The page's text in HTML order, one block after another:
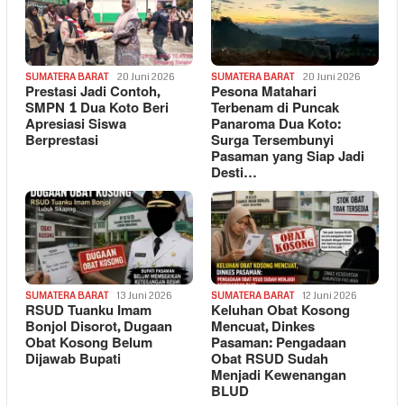
SUMATERA BARAT 20 Juni 2026
Prestasi Jadi Contoh,
SMPN 1 Dua Koto Beri
Apresiasi Siswa
Berprestasi
SUMATERA BARAT 20 Juni 2026
Pesona Matahari
Terbenam di Puncak
Panaroma Dua Koto:
Surga Tersembunyi
Pasaman yang Siap Jadi
Desti…
SUMATERA BARAT 13 Juni 2026
RSUD Tuanku Imam
Bonjol Disorot, Dugaan
Obat Kosong Belum
Dijawab Bupati
SUMATERA BARAT 12 Juni 2026
Keluhan Obat Kosong
Mencuat, Dinkes
Pasaman: Pengadaan
Obat RSUD Sudah
Menjadi Kewenangan
BLUD